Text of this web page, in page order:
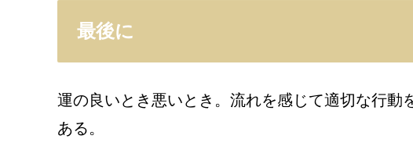
最後に
運の良いとき悪いとき。流れを感じて適切な行動
ある。